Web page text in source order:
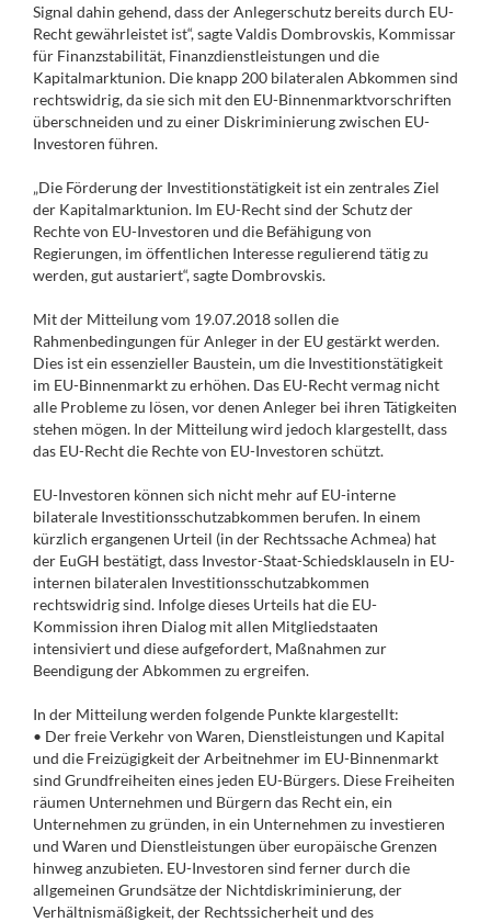
Signal dahin gehend, dass der Anlegerschutz bereits durch EU-
Recht gewährleistet ist“, sagte Valdis Dombrovskis, Kommissar
für Finanzstabilität, Finanzdienstleistungen und die
Kapitalmarktunion. Die knapp 200 bilateralen Abkommen sind
rechtswidrig, da sie sich mit den EU-Binnenmarktvorschriften
überschneiden und zu einer Diskriminierung zwischen EU-
Investoren führen.
„Die Förderung der Investitionstätigkeit ist ein zentrales Ziel
der Kapitalmarktunion. Im EU-Recht sind der Schutz der
Rechte von EU-Investoren und die Befähigung von
Regierungen, im öffentlichen Interesse regulierend tätig zu
werden, gut austariert“, sagte Dombrovskis.
Mit der Mitteilung vom 19.07.2018 sollen die
Rahmenbedingungen für Anleger in der EU gestärkt werden.
Dies ist ein essenzieller Baustein, um die Investitionstätigkeit
im EU-Binnenmarkt zu erhöhen. Das EU-Recht vermag nicht
alle Probleme zu lösen, vor denen Anleger bei ihren Tätigkeiten
stehen mögen. In der Mitteilung wird jedoch klargestellt, dass
das EU-Recht die Rechte von EU-Investoren schützt.
EU-Investoren können sich nicht mehr auf EU-interne
bilaterale Investitionsschutzabkommen berufen. In einem
kürzlich ergangenen Urteil (in der Rechtssache Achmea) hat
der EuGH bestätigt, dass Investor-Staat-Schiedsklauseln in EU-
internen bilateralen Investitionsschutzabkommen
rechtswidrig sind. Infolge dieses Urteils hat die EU-
Kommission ihren Dialog mit allen Mitgliedstaaten
intensiviert und diese aufgefordert, Maßnahmen zur
Beendigung der Abkommen zu ergreifen.
In der Mitteilung werden folgende Punkte klargestellt:
• Der freie Verkehr von Waren, Dienstleistungen und Kapital
und die Freizügigkeit der Arbeitnehmer im EU-Binnenmarkt
sind Grundfreiheiten eines jeden EU-Bürgers. Diese Freiheiten
räumen Unternehmen und Bürgern das Recht ein, ein
Unternehmen zu gründen, in ein Unternehmen zu investieren
und Waren und Dienstleistungen über europäische Grenzen
hinweg anzubieten. EU-Investoren sind ferner durch die
allgemeinen Grundsätze der Nichtdiskriminierung, der
Verhältnismäßigkeit, der Rechtssicherheit und des